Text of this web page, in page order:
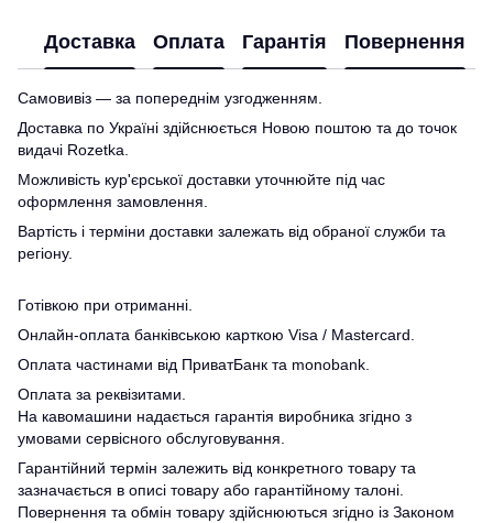
Доставка Оплата Гарантія Повернення
Самовивіз — за попереднім узгодженням.
Доставка по Україні здійснюється Новою поштою та до точок
видачі Rozetka.
Можливість кур'єрської доставки уточнюйте під час
оформлення замовлення.
Вартість і терміни доставки залежать від обраної служби та
регіону.
Готівкою при отриманні.
Онлайн-оплата банківською карткою Visa / Mastercard.
Оплата частинами від ПриватБанк та monobank.
Оплата за реквізитами.
На кавомашини надається гарантія виробника згідно з
умовами сервісного обслуговування.
Гарантійний термін залежить від конкретного товару та
зазначається в описі товару або гарантійному талоні.
Повернення та обмін товару здійснюються згідно із Законом